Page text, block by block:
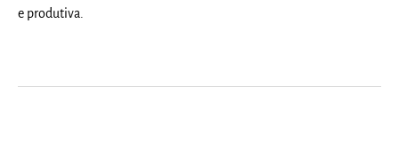
e produtiva.